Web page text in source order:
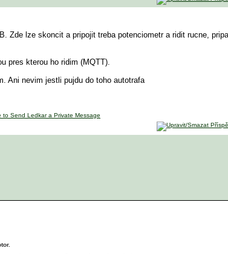
Zde lze skoncit a pripojit treba potenciometr a ridit rucne,
pres kterou ho ridim (MQTT).
Ani nevim jestli pujdu do toho autotrafa